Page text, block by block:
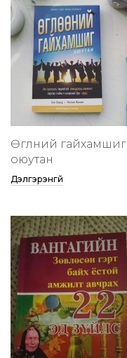
Өглөөний гайхамшиг
оюутан
Дэлгэрэнгүй